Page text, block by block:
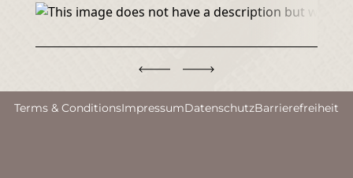
Terms & ConditionsImpressumDatenschutzBarrierefreiheit